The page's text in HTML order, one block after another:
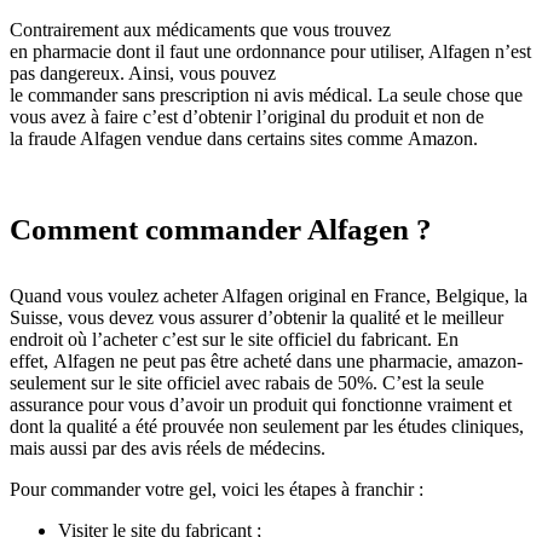
Contrairement aux médicaments que vous trouvez
en pharmacie dont il faut une ordonnance pour utiliser, Alfagen n’est
pas dangereux. Ainsi, vous pouvez
le commander sans prescription ni avis médical. La seule chose que
vous avez à faire c’est d’obtenir l’original du produit et non de
la fraude Alfagen vendue dans certains sites comme Amazon.
Comment commander Alfagen ?
Quand vous voulez acheter Alfagen original en France, Belgique, la
Suisse, vous devez vous assurer d’obtenir la qualité et le meilleur
endroit où l’acheter c’est sur le site officiel du fabricant. En
effet, Alfagen ne peut pas être acheté dans une pharmacie, amazon-
seulement sur le site officiel avec rabais de 50%. C’est la seule
assurance pour vous d’avoir un produit qui fonctionne vraiment et
dont la qualité a été prouvée non seulement par les études cliniques,
mais aussi par des avis réels de médecins.
Pour commander votre gel, voici les étapes à franchir :
Visiter le site du fabricant ;